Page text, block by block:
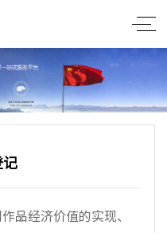
记
品经济价值的实现、